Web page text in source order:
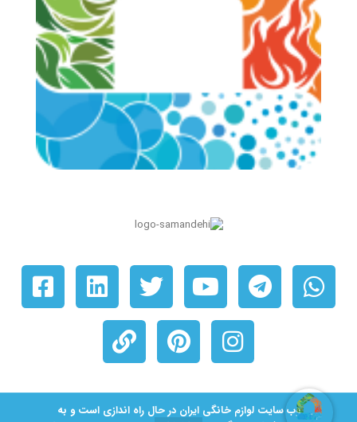
وب سایت لوازم خانگی ایران در حال راه اندازی است و به
© ۱۴۰۵ کلیه حقوق برای شرکت لوازم خانگی ایران محفوظ است. دارای حق نشر.